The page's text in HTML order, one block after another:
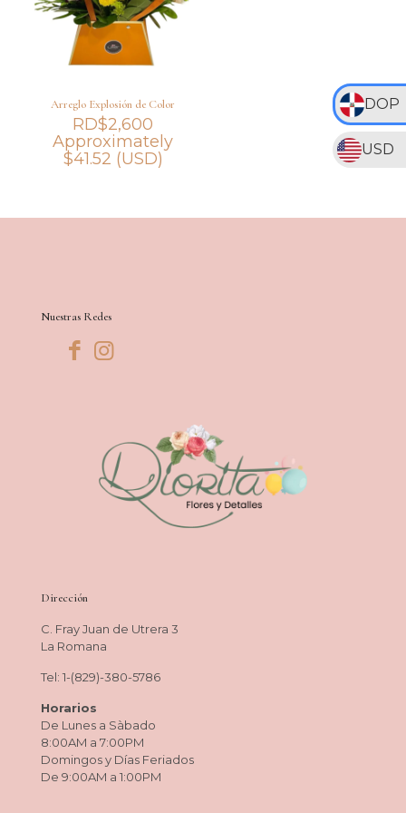
DOP
USD
Arreglo Explosión de Color
RD$2,600
Approximately
$41.52 (USD)
Nuestras Redes
Dirección
C. Fray Juan de Utrera 3
La Romana
Tel: 1-(829)-380-5786
Horarios
De Lunes a Sàbado
8:00AM a 7:00PM
Domingos y Días Feriados
De 9:00AM a 1:00PM